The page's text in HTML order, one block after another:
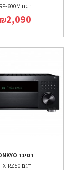
דגם RP-600M
₪2,090
רסיבר ONKYO
דגם TX-RZ50